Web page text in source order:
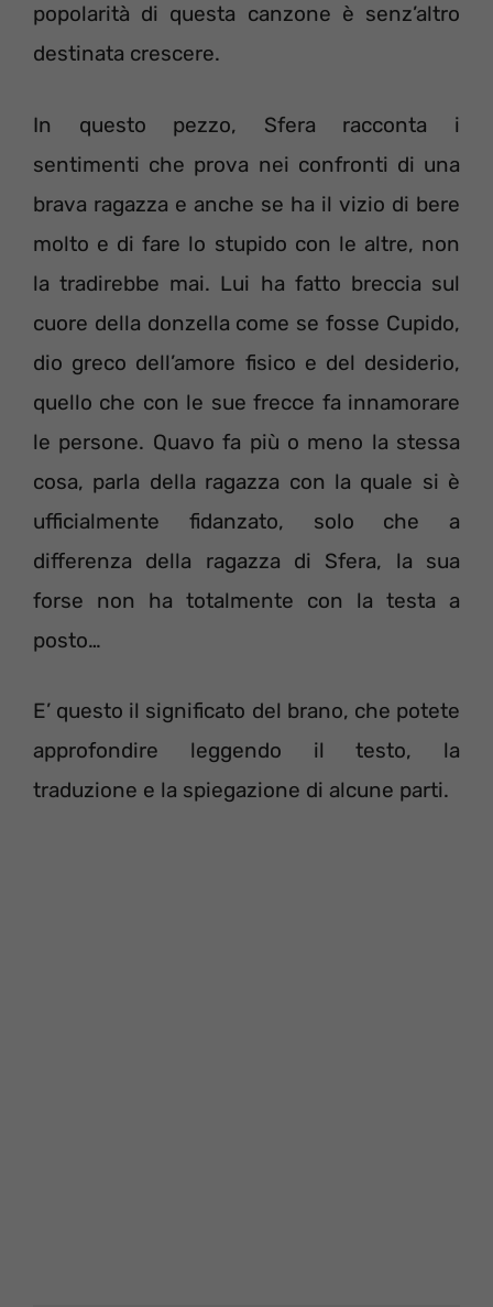
popolarità di questa canzone è senz’altro
destinata crescere.
In questo pezzo, Sfera racconta i
sentimenti che prova nei confronti di una
brava ragazza e anche se ha il vizio di bere
molto e di fare lo stupido con le altre, non
la tradirebbe mai. Lui ha fatto breccia sul
cuore della donzella come se fosse Cupido,
dio greco dell’amore fisico e del desiderio,
quello che con le sue frecce fa innamorare
le persone. Quavo fa più o meno la stessa
cosa, parla della ragazza con la quale si è
ufficialmente fidanzato, solo che a
differenza della ragazza di Sfera, la sua
forse non ha totalmente con la testa a
posto…
E’ questo il significato del brano, che potete
approfondire leggendo il testo, la
traduzione e la spiegazione di alcune parti.